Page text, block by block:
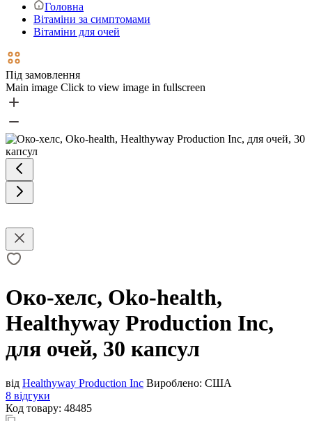
Головна
Вітаміни за симптомами
Вітаміни для очей
Під замовлення
Main image Click to view image in fullscreen
Око-хелс, Oko-health,
Healthyway Production Inc,
для очей, 30 капсул
від Healthyway Production Inc Вироблено: США
8 відгуки
Код товару: 48485